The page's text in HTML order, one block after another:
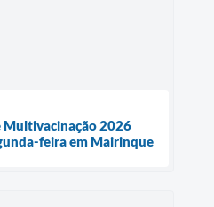
Multivacinação 2026
feira em Mairinque